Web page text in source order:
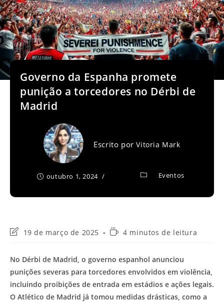
Governo da Espanha promete
punição a torcedores no Dérbi de
Madrid
Escrito porVitoria Mark
outubro 1, 2024 Eventos
Última
post:
19 de março de 2025
Tempo4 minutos de leitura
No Dérbi de Madrid, o governo espanhol anunciou
punições severas para torcedores envolvidos em violência,
incluindo proibições de entrada em estádios e ações legais.
O Atlético de Madrid já tomou medidas drásticas, como a